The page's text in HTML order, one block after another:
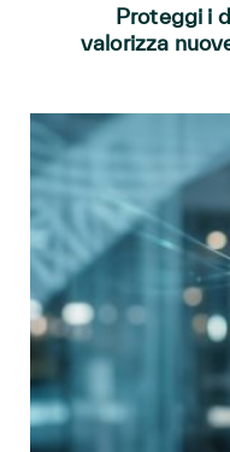
Proteggi i
valorizza